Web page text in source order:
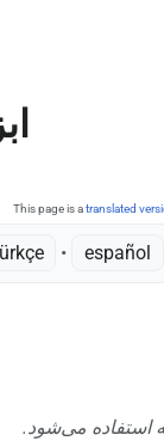
This page is atranslated
• ‎ español
استفاده می‌شود.